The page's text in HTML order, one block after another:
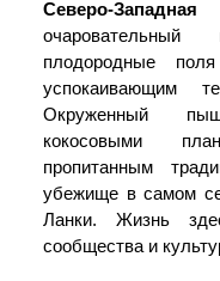
Северо-Западная
плодородные
успокаивающим
Окруженный
кокосовыми
пропитанным
убежище в самом
Ланки. Жизнь
сообщества и